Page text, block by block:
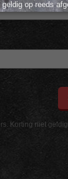
op reeds
Korting niet